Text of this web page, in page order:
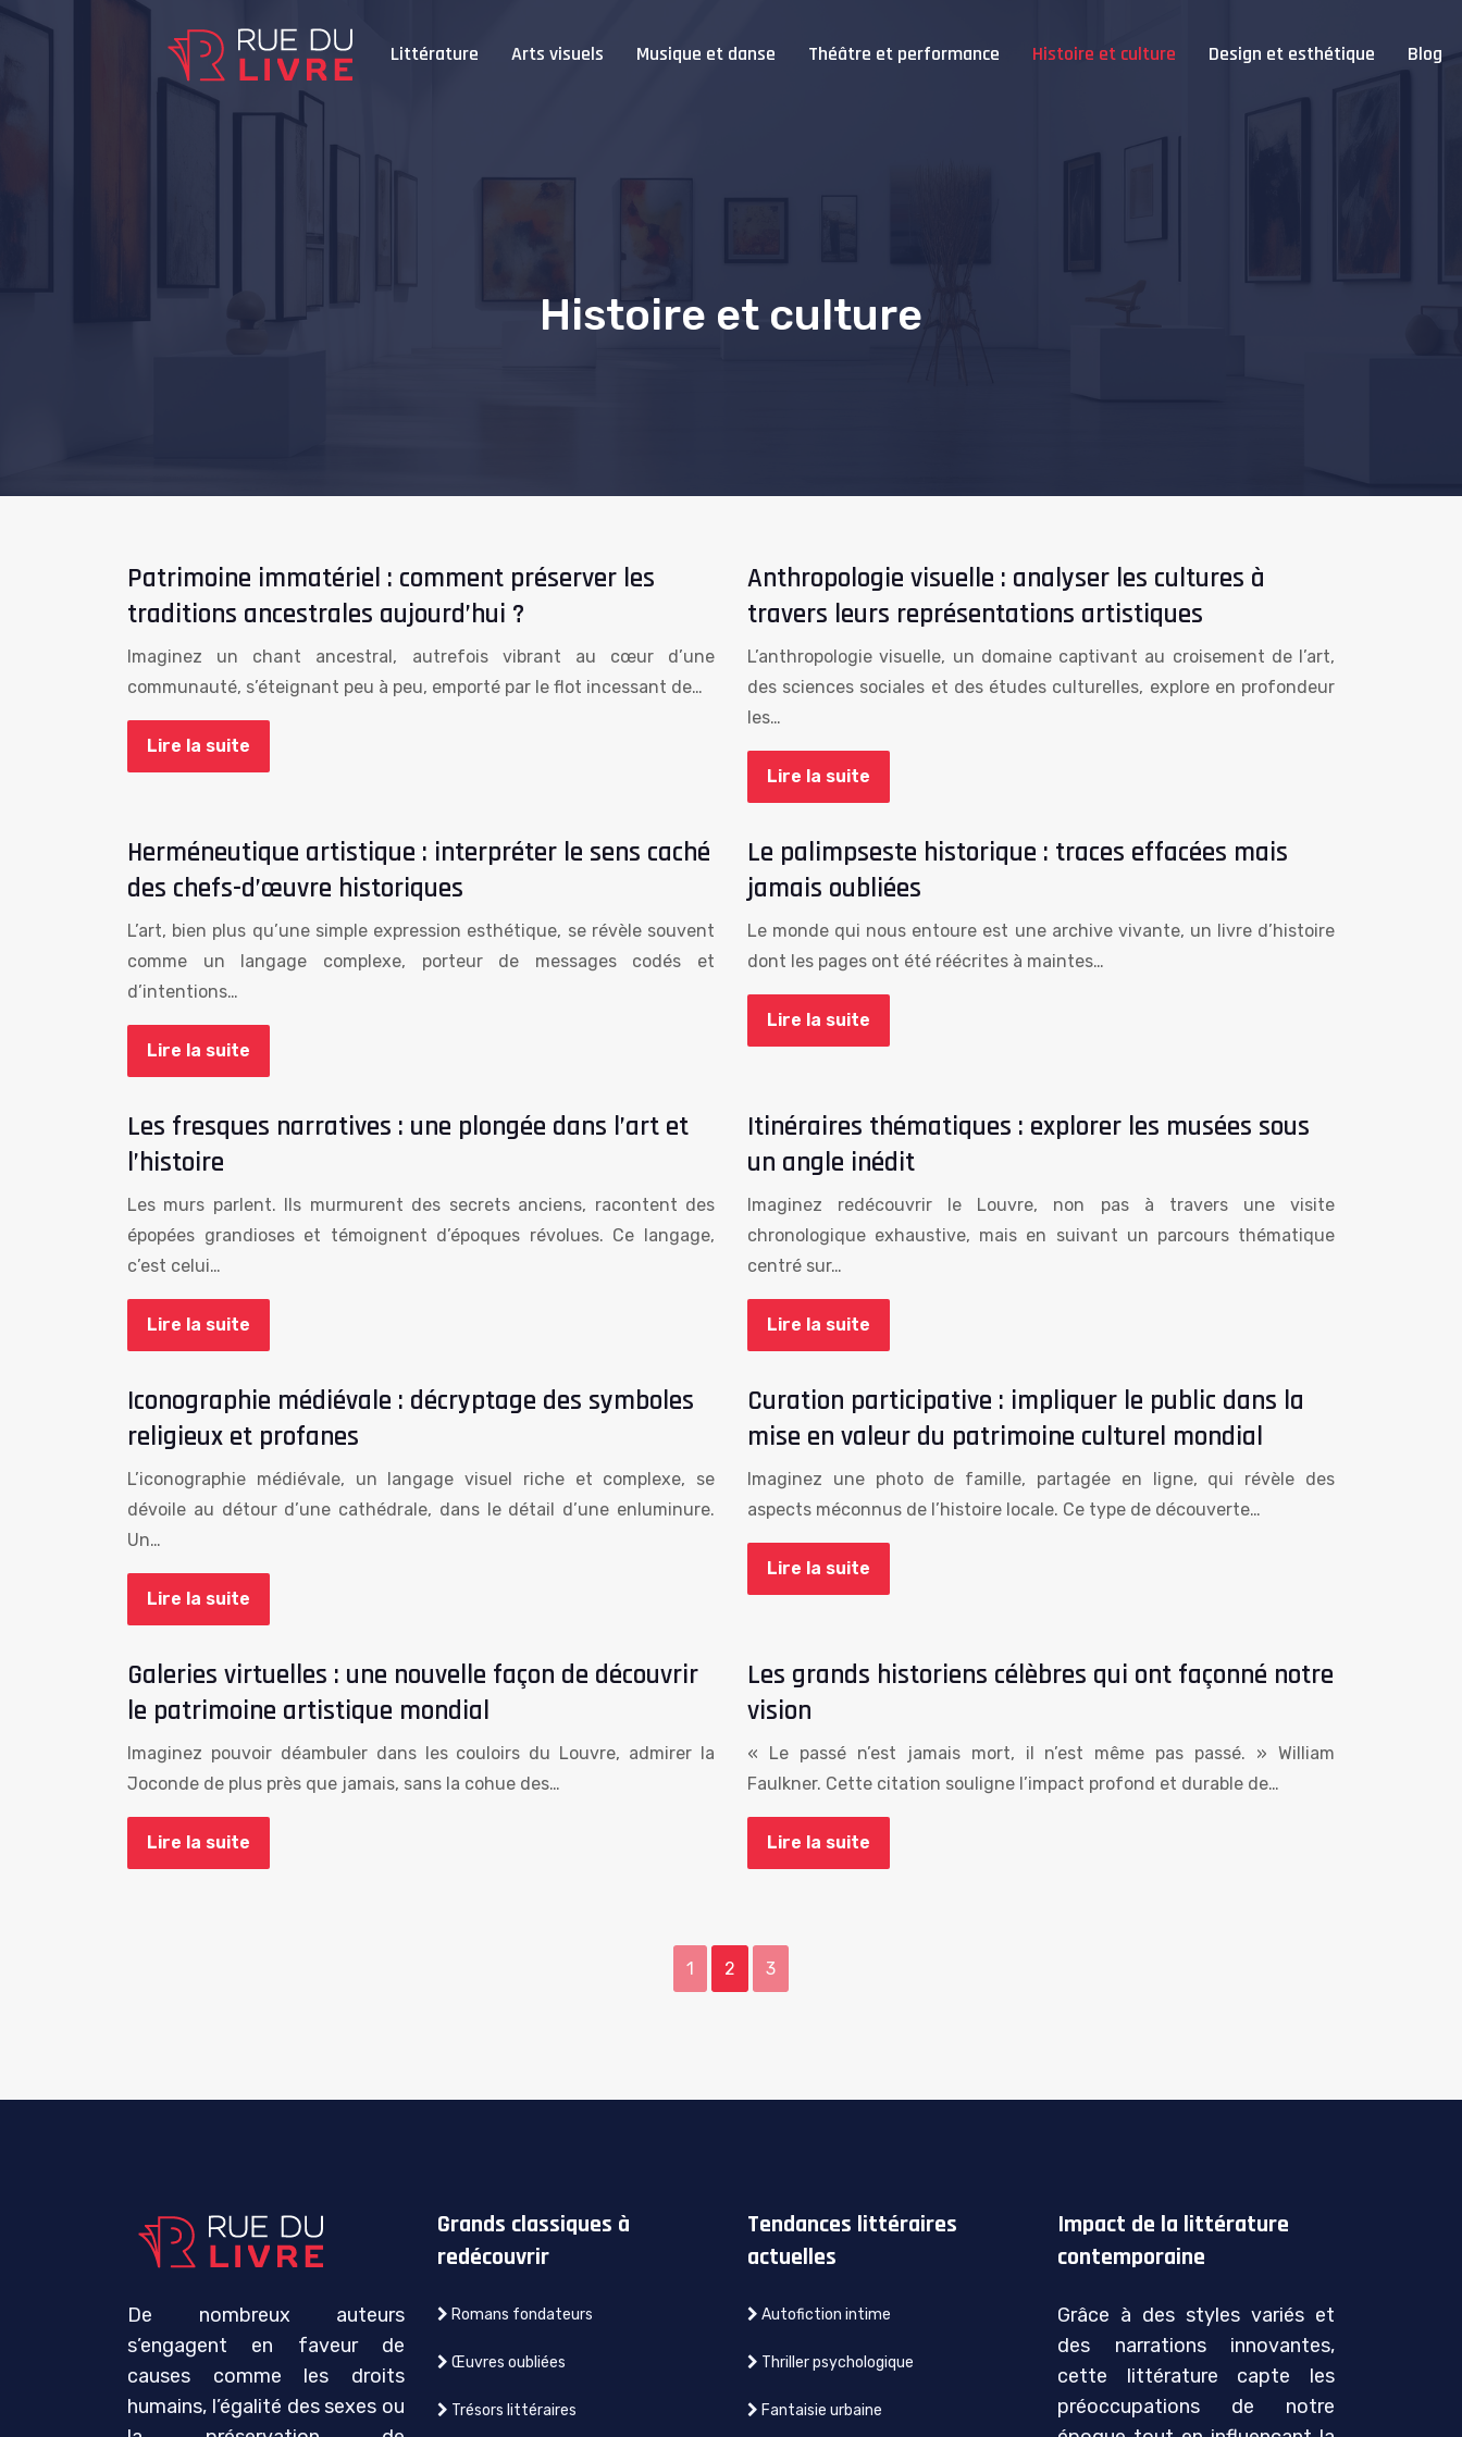
Littérature Arts visuels Musique et danse Théâtre et performance Histoire et culture Design et esthétique Blog
Histoire et culture
Patrimoine immatériel : comment préserver les
traditions ancestrales aujourd’hui ?
Imaginez un chant ancestral, autrefois vibrant au cœur d’une
communauté, s’éteignant peu à peu, emporté par le flot incessant de…
Lire la suite
Anthropologie visuelle : analyser les cultures à
travers leurs représentations artistiques
L’anthropologie visuelle, un domaine captivant au croisement de l’art,
des sciences sociales et des études culturelles, explore en profondeur
les…
Lire la suite
Herméneutique artistique : interpréter le sens caché
des chefs-d’œuvre historiques
L’art, bien plus qu’une simple expression esthétique, se révèle souvent
comme un langage complexe, porteur de messages codés et
d’intentions…
Lire la suite
Le palimpseste historique : traces effacées mais
jamais oubliées
Le monde qui nous entoure est une archive vivante, un livre d’histoire
dont les pages ont été réécrites à maintes…
Lire la suite
Les fresques narratives : une plongée dans l’art et
l’histoire
Les murs parlent. Ils murmurent des secrets anciens, racontent des
épopées grandioses et témoignent d’époques révolues. Ce langage,
c’est celui…
Lire la suite
Itinéraires thématiques : explorer les musées sous
un angle inédit
Imaginez redécouvrir le Louvre, non pas à travers une visite
chronologique exhaustive, mais en suivant un parcours thématique
centré sur…
Lire la suite
Iconographie médiévale : décryptage des symboles
religieux et profanes
L’iconographie médiévale, un langage visuel riche et complexe, se
dévoile au détour d’une cathédrale, dans le détail d’une enluminure.
Un…
Lire la suite
Curation participative : impliquer le public dans la
mise en valeur du patrimoine culturel mondial
Imaginez une photo de famille, partagée en ligne, qui révèle des
aspects méconnus de l’histoire locale. Ce type de découverte…
Lire la suite
Galeries virtuelles : une nouvelle façon de découvrir
le patrimoine artistique mondial
Imaginez pouvoir déambuler dans les couloirs du Louvre, admirer la
Joconde de plus près que jamais, sans la cohue des…
Lire la suite
Les grands historiens célèbres qui ont façonné notre
vision
« Le passé n’est jamais mort, il n’est même pas passé. » William
Faulkner. Cette citation souligne l’impact profond et durable de…
Lire la suite
1 2 3
De nombreux auteurs
s’engagent en faveur de
causes comme les droits
humains, l’égalité des sexes ou
Grands classiques à
redécouvrir
Romans fondateurs
Œuvres oubliées
Trésors littéraires
Tendances littéraires
actuelles
Autofiction intime
Thriller psychologique
Fantaisie urbaine
Impact de la littérature
contemporaine
Grâce à des styles variés et
des narrations innovantes,
cette littérature capte les
préoccupations de notre